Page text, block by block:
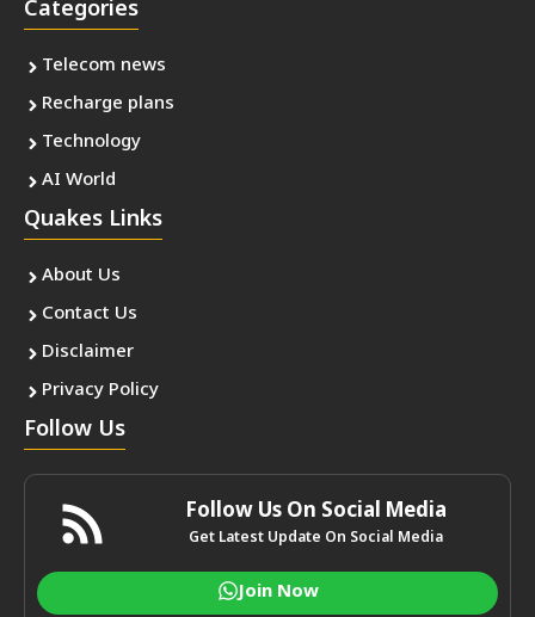
Categories
Telecom news
Recharge plans
Technology
AI World
Quakes Links
About Us
Contact Us
Disclaimer
Privacy Policy
Follow Us
Follow Us On Social Media
Get Latest Update On Social Media
Join Now